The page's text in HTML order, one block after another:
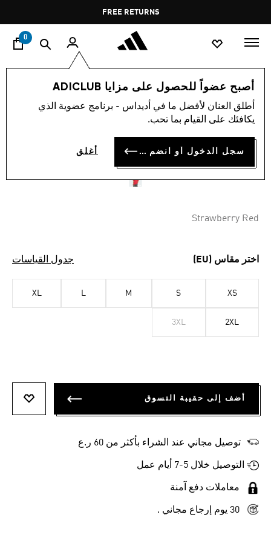
Pause
promotion
rotation
FREE RETURNS
0
أصبح عضواً للحصول على مزايا ADICLUB
أطلق العنان لأفضل ما في أديداس - برنامج عضوية الذي
يكافئك على القيام بما تحب.
سجل الدخول أو انضم الآن أغلق
الرجال ملابس
تيشيرت نادي ليفربول لكرة
القدم US PACK
OMR 20.00
Strawberry Red
اختر مقاس (EU) جدول القياسات
XS
S
M
L
XL
2XL
3XL
أضف إلى حقيبة التسوق
توصيل مجاني عند الشراء بأكثر من 60 ر.ع
التوصيل خلال 5-7 أيام عمل
معاملات دفع آمنة